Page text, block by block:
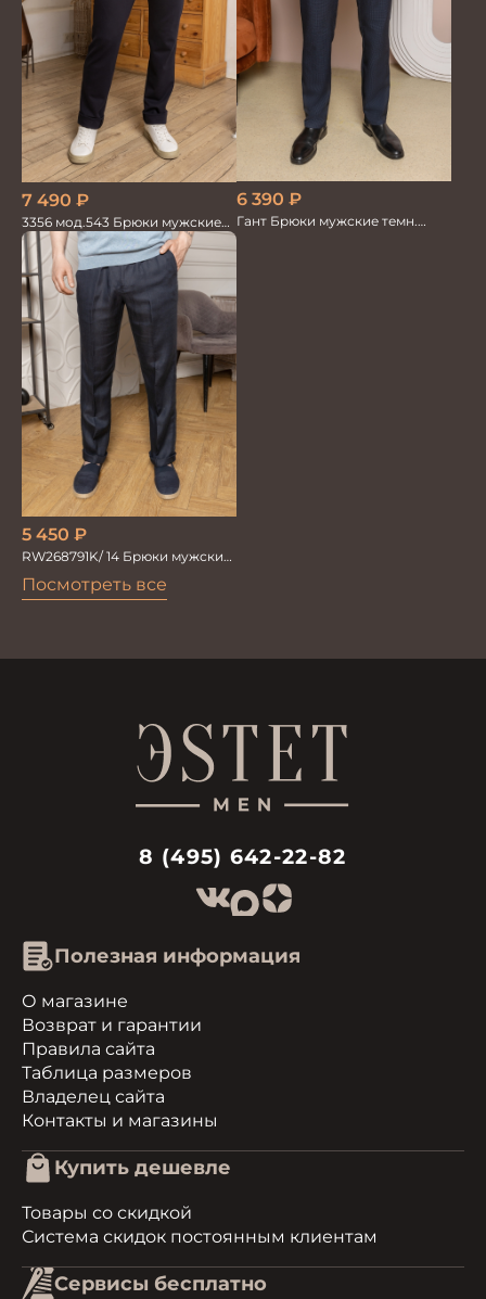
Посмотреть все
7 490 ₽
3356 мод.543 Брюки мужские
трикотаж
6 390 ₽
Гант Брюки мужские темн.
5 450 ₽
RW268791K/ 14 Брюки мужские
т.син. тенсель со льном
8 (495) 642-22-82
Полезная информация
О магазине
Возврат и гарантии
Правила сайта
Таблица размеров
Владелец сайта
Контакты и магазины
Купить дешевле
Товары со скидкой
Система скидок постоянным клиентам
Сервисы бесплатно